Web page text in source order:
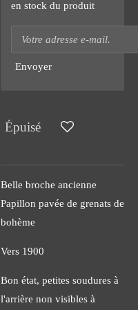
en stock du produit
Envoyer
Épuisé
Belle broche ancienne
Papillon pavée de grenats de
bohème
Vers 1900
Bon état, petites soudures à
l'arrière non visibles à